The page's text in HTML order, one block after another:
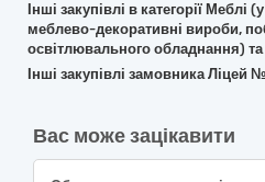
Інші закупівлі в категорії Меблі
меблево-декоративні вироби,
освітлювального обладнання)
Інші закупівлі замовника
Вас може зацікавити